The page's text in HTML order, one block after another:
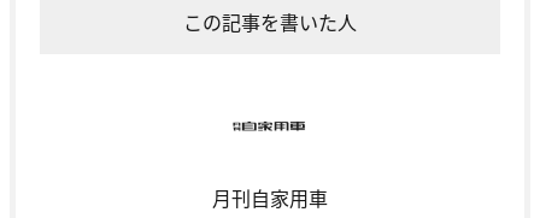
この記事を書いた人
月刊自家用車